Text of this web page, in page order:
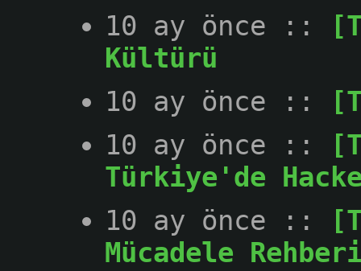
10 ay önce ::
Kültürü
10 ay önce ::
10 ay önce ::
Türkiye'de
10 ay önce ::
Mücadele